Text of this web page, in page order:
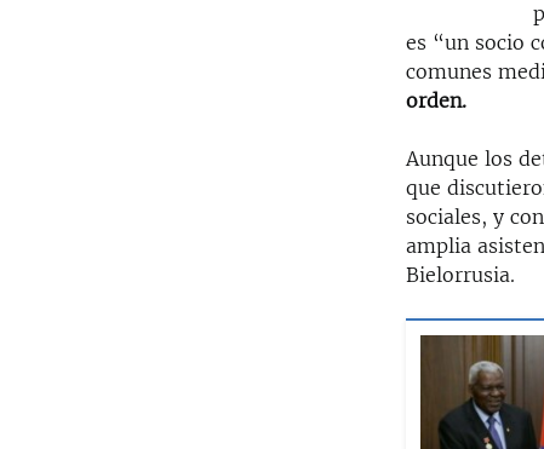
es “un socio
comunes
orden.
Aunque los
que
sociales, y
amplia
Bielorrusia.